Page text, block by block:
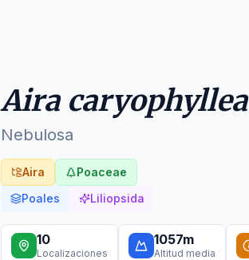
Aira caryophyllea
Nebulosa
Aira
Poaceae
Poales
Liliopsida
10
Localizaciones
1057m
Altitud media